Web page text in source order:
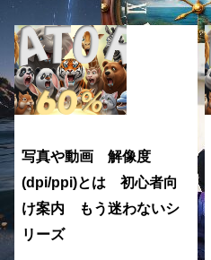
写真や動画 解像度
(dpi/ppi)とは 初心者向
け案内 もう迷わないシ
リーズ